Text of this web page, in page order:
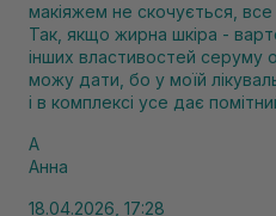
макіяжем не скочується,
Так, якщо жирна шкіра -
інших властивостей серуму
можу дати, бо у моїй
і в комплексі усе дає
А
Анна
18.04.2026, 17:28